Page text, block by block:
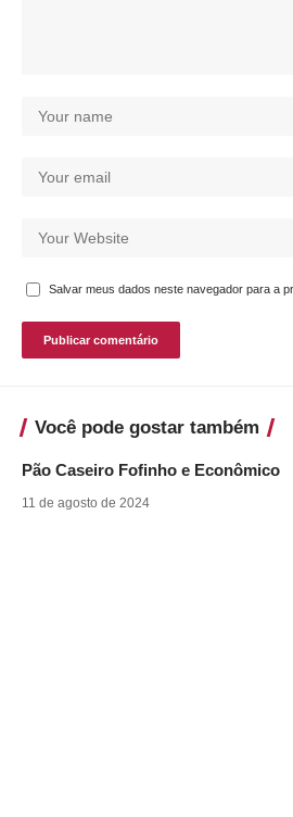
Salvar meus dados neste navegador para a
Você pode gostar também
Pão Caseiro Fofinho e Econômico
11 de agosto de 2024